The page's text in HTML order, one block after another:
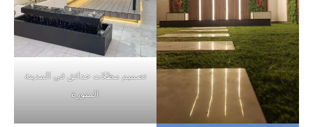
تصميم مظلات حدائق في المدينة
المنورة